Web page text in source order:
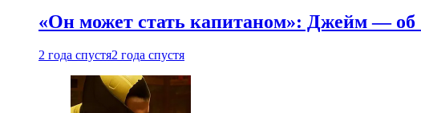
«Он может стать капитаном»: Джейм — об
2 года спустя2 года спустя